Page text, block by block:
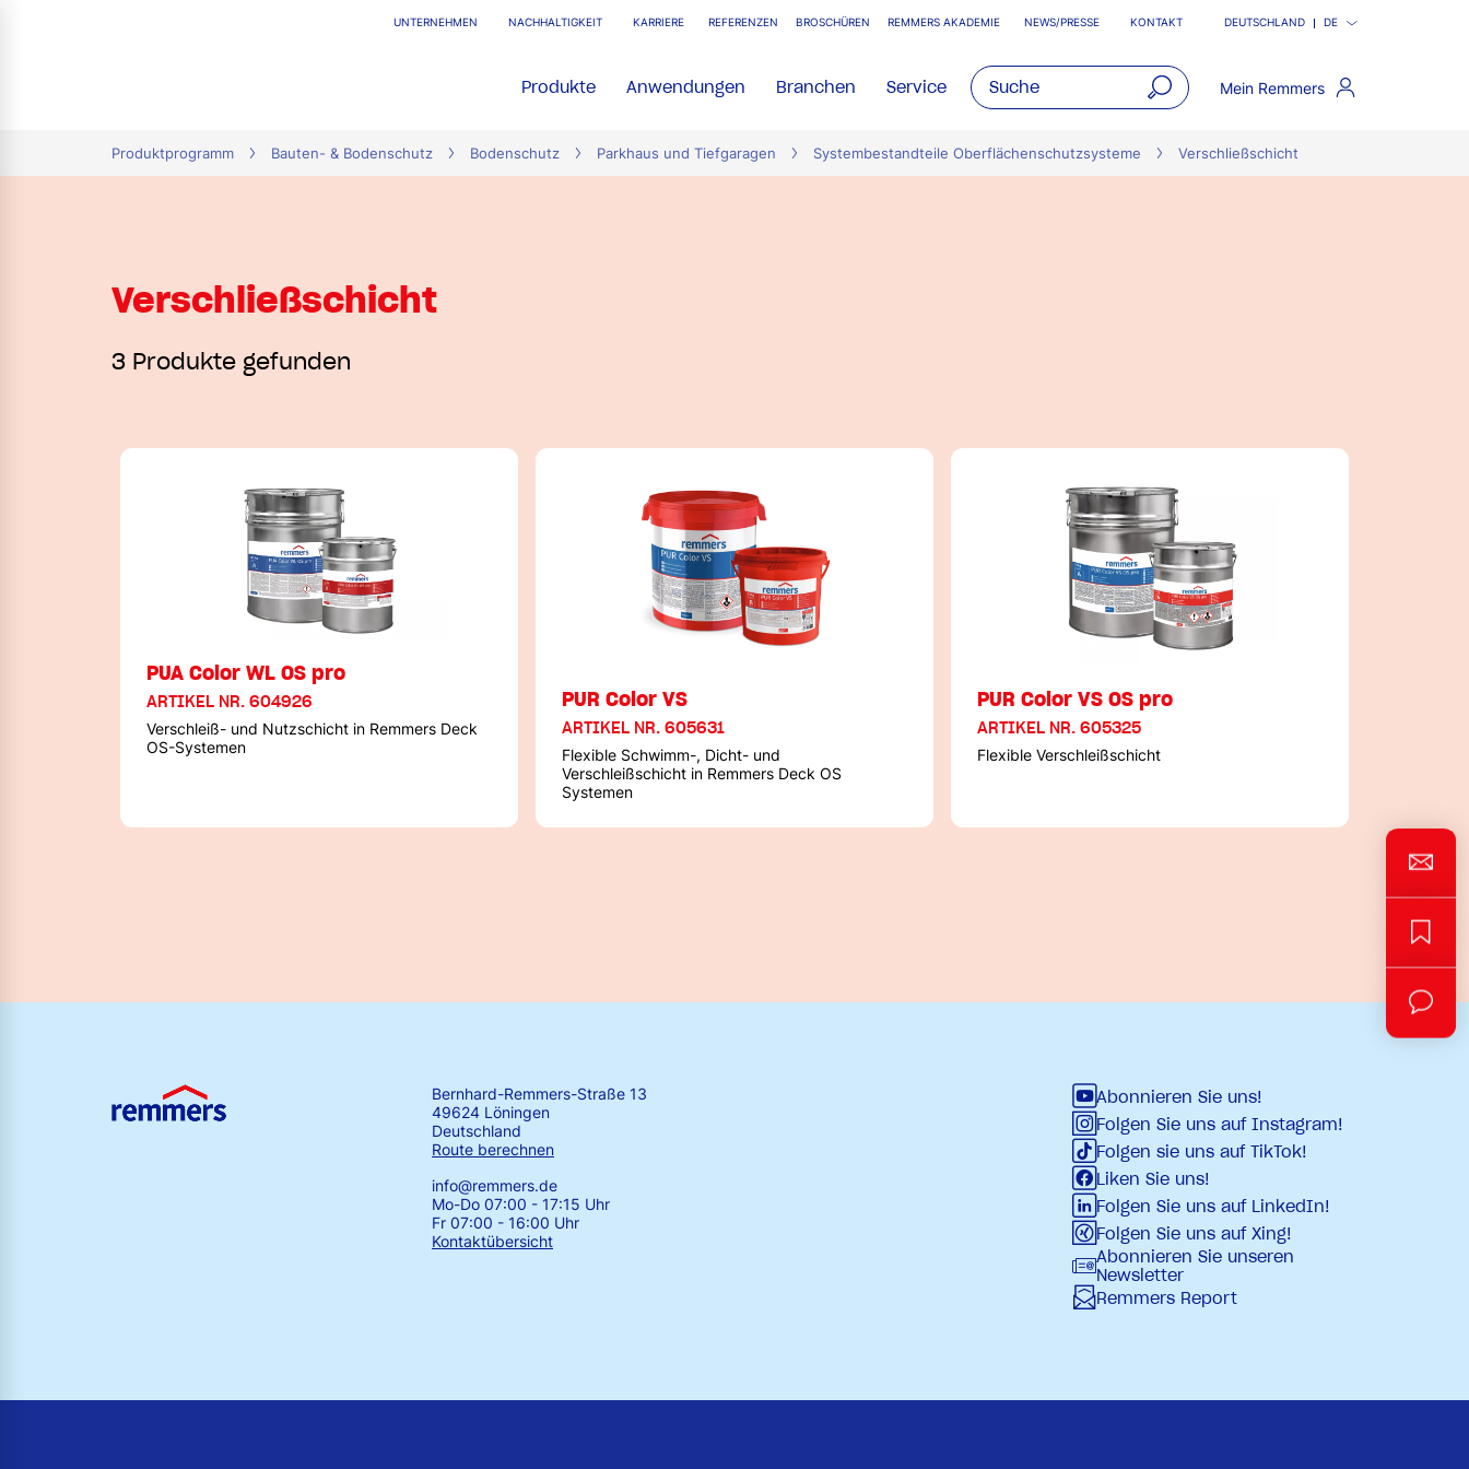
UNTERNEHMEN NACHHALTIGKEIT KARRIERE REFERENZEN BROSCHÜREN REMMERS AKADEMIE NEWS/PRESSE KONTAKT DEUTSCHLAND DE
Produkte Anwendungen Branchen Service Mein Remmers
Produktprogramm Bauten- & Bodenschutz Bodenschutz Parkhaus und Tiefgaragen Systembestandteile Oberflächenschutzsysteme Verschließschicht
Verschließschicht
3 Produkte gefunden
PUA Color WL OS pro
ARTIKEL NR. 604926
Verschleiß- und Nutzschicht in Remmers Deck
OS-Systemen
PUR Color VS
ARTIKEL NR. 605631
Flexible Schwimm-, Dicht- und
Verschleißschicht in Remmers Deck OS
Systemen
PUR Color VS OS pro
ARTIKEL NR. 605325
Flexible Verschleißschicht
Bernhard-Remmers-Straße 13
49624 Löningen
Deutschland
Route berechnen
info@remmers.de
Mo-Do 07:00 - 17:15 Uhr
Fr 07:00 - 16:00 Uhr
Kontaktübersicht
Abonnieren Sie uns!
Folgen Sie uns auf Instagram!
Folgen sie uns auf TikTok!
Liken Sie uns!
Folgen Sie uns auf LinkedIn!
Folgen Sie uns auf Xing!
Abonnieren Sie unseren
Newsletter
Remmers Report